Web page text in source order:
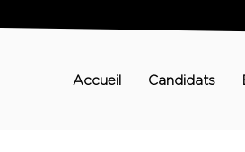
Accueil Candidats